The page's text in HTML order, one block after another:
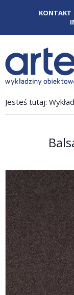
KONTAKT
Jesteś tutaj: